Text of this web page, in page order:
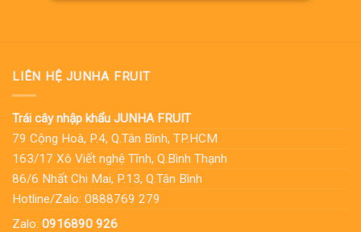
LIÊN HỆ JUNHA FRUIT
Trái cây nhập khẩu JUNHA FRUIT
79 Cộng Hoà, P.4, Q.Tân Bình, TP.HCM
163/17 Xô Viết nghệ Tĩnh, Q.Bình Thạnh
86/6 Nhất Chi Mai, P.13, Q.Tân Bình
Hotline/Zalo: 0888769 279
Zalo: 0916890 926